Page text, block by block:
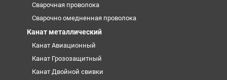
Сварочная проволока
Сварочно омедненная проволока
Канат металлический
Канат Авиационный
Канат Грозозащитный
Канат Двойной свивки